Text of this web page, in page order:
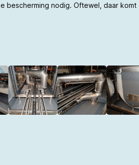
bescherming nodig. Oftewel, daar